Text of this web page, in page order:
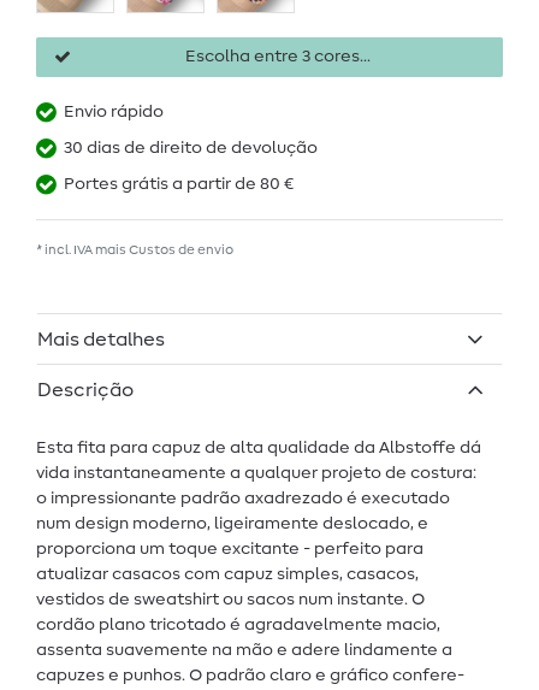
Escolha entre 3 cores...
Envio rápido
30 dias de direito de devolução
Portes grátis a partir de 80 €
* incl. IVA mais Custos de envio
Mais detalhes
Descrição
Esta fita para capuz de alta qualidade da Albstoffe dá
vida instantaneamente a qualquer projeto de costura:
o impressionante padrão axadrezado é executado
num design moderno, ligeiramente deslocado, e
proporciona um toque excitante - perfeito para
atualizar casacos com capuz simples, casacos,
vestidos de sweatshirt ou sacos num instante. O
cordão plano tricotado é agradavelmente macio,
assenta suavemente na mão e adere lindamente a
capuzes e punhos. O padrão claro e gráfico confere-